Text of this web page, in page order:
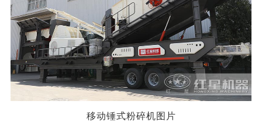
移动锤式粉碎机图片